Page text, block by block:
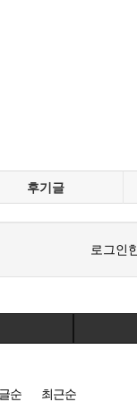
후기글
로그인
순 최근순